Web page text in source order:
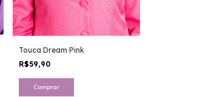
Touca Dream Pink
R$59,90